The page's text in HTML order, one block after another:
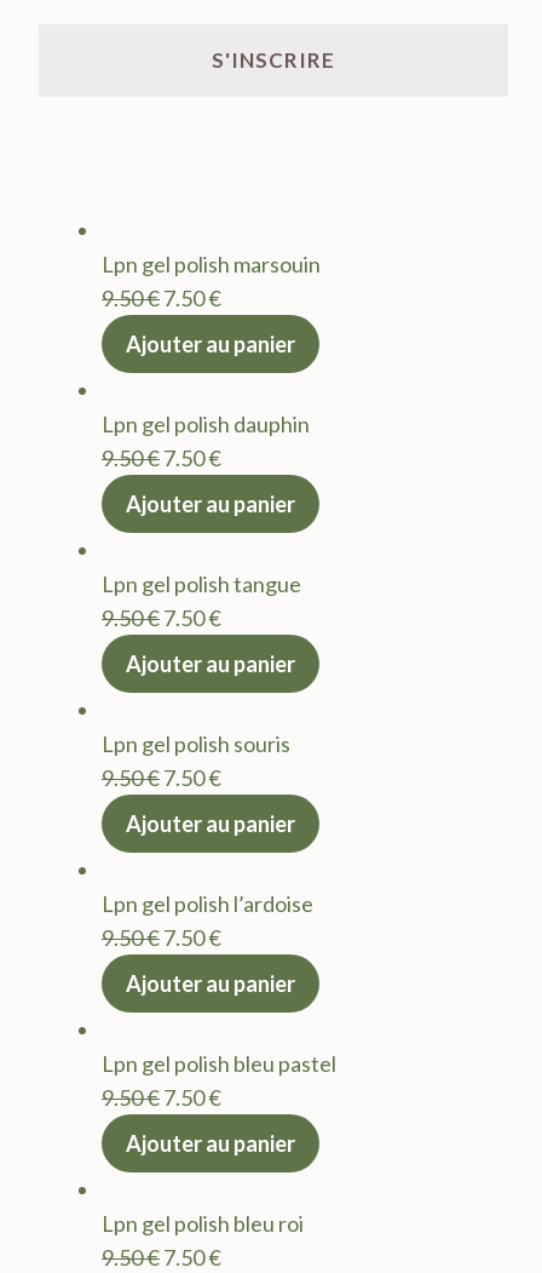
Lpn gel polish marsouin
9.50€Le
prix
9.50 €.
7.50€Le
actuel
7.50 €.
Ajouter au panier
Lpn gel polish dauphin
9.50€Le
prix
9.50 €.
7.50€Le
actuel
7.50 €.
Ajouter au panier
Lpn gel polish tangue
9.50€Le
prix
9.50 €.
7.50€Le
actuel
7.50 €.
Ajouter au panier
Lpn gel polish souris
9.50€Le
prix
9.50 €.
7.50€Le
actuel
7.50 €.
Ajouter au panier
Lpn gel polish l’ardoise
9.50€Le
prix
9.50 €.
7.50€Le
actuel
7.50 €.
Ajouter au panier
Lpn gel polish bleu pastel
9.50€Le
prix
9.50 €.
7.50€Le
actuel
7.50 €.
Ajouter au panier
Lpn gel polish bleu roi
9.50€Le
7.50€Le